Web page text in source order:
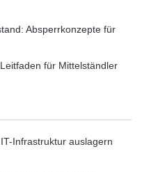
Absperrkonzepte für
für Mittelständler
Infrastruktur auslagern